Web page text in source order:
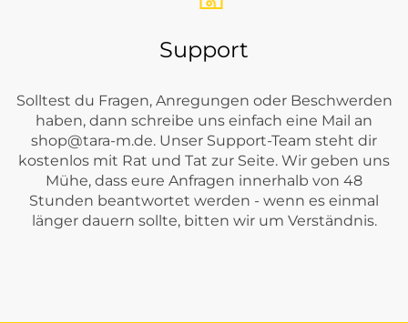
Support
Solltest du Fragen, Anregungen oder Beschwerden
haben, dann schreibe uns einfach eine Mail an
shop@tara-m.de. Unser Support-Team steht dir
kostenlos mit Rat und Tat zur Seite. Wir geben uns
Mühe, dass eure Anfragen innerhalb von 48
Stunden beantwortet werden - wenn es einmal
länger dauern sollte, bitten wir um Verständnis.